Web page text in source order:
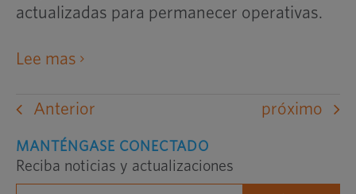
actualizadas para permanecer operativas.
Lee masabre
sitio
externo
en
Anterior próximo
MANTÉNGASE CONECTADO
Reciba noticias y actualizaciones